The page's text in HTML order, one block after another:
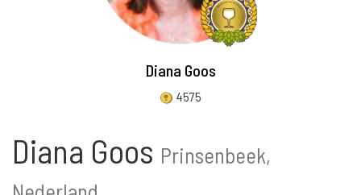
Diana Goos
4575
Diana Goos Prinsenbeek,